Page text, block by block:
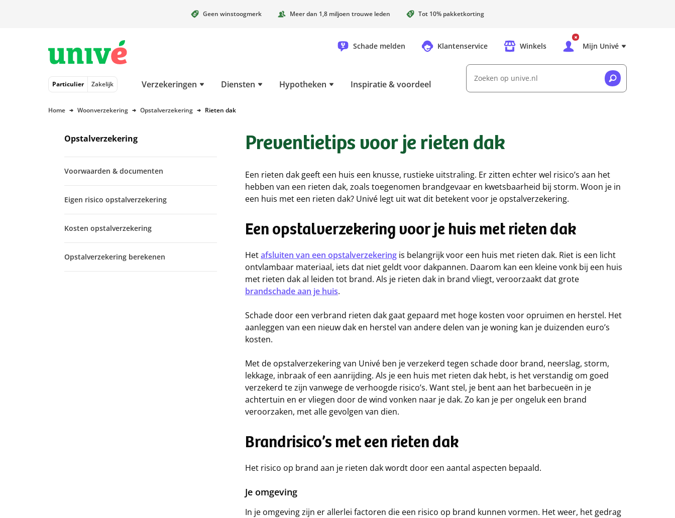
Geen winstoogmerk Meer dan 1,8 miljoen trouwe leden Tot 10% pakketkorting
Schade melden Klantenservice Winkels Mijn Univé
Particulier Zakelijk Verzekeringen Diensten Hypotheken Inspiratie & voordeel
Zoeken op unive.nl
Home Woonverzekering Opstalverzekering Rieten dak
Opstalverzekering
Voorwaarden & documenten
Eigen risico opstalverzekering
Kosten opstalverzekering
Opstalverzekering berekenen
Preventietips voor je rieten dak
Een rieten dak geeft een huis een knusse, rustieke uitstraling. Er zitten echter wel risico’s aan het
hebben van een rieten dak, zoals toegenomen brandgevaar en kwetsbaarheid bij storm. Woon je in
een huis met een rieten dak? Univé legt uit wat dit betekent voor je opstalverzekering.
Een opstalverzekering voor je huis met rieten dak
Hetafsluiten van een opstalverzekering is belangrijk voor een huis met rieten dak. Riet is een licht
ontvlambaar materiaal, iets dat niet geldt voor dakpannen. Daarom kan een kleine vonk bij een huis
met rieten dak al leiden tot brand. Als je rieten dak in brand vliegt, veroorzaakt dat grote
brandschade aan je huis.
Schade door een verbrand rieten dak gaat gepaard met hoge kosten voor opruimen en herstel. Het
aanleggen van een nieuw dak en herstel van andere delen van je woning kan je duizenden euro’s
kosten.
Met de opstalverzekering van Univé ben je verzekerd tegen schade door brand, neerslag, storm,
lekkage, inbraak of een aanrijding. Als je een huis met rieten dak hebt, is het verstandig om goed
verzekerd te zijn vanwege de verhoogde risico’s. Want stel, je bent aan het barbecueën in je
achtertuin en er vliegen door de wind vonken naar je dak. Zo kan je per ongeluk een brand
veroorzaken, met alle gevolgen van dien.
Brandrisico’s met een rieten dak
Het risico op brand aan je rieten dak wordt door een aantal aspecten bepaald.
Je omgeving
In je omgeving zijn er allerlei factoren die een risico op brand kunnen vormen. Het weer, het gedrag